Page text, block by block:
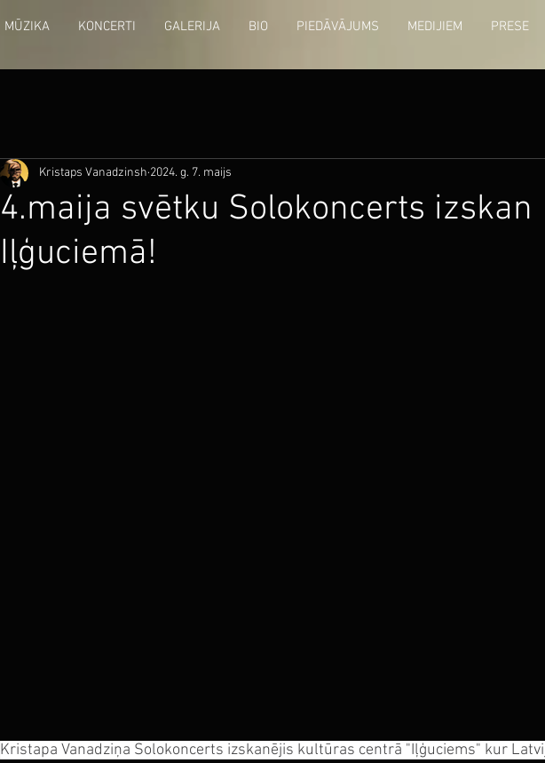
MŪZIKA KONCERTI GALERIJA BIO PIEDĀVĀJUMS MEDIJIEM PRESE
4.maija svētku Solokoncerts izskan
Iļģuciemā!
Kristaps Vanadzinsh 2024. g. 7. maijs
Kristapa Vanadziņa Solokoncerts izskanējis kultūras centrā "Iļģuciems" kur